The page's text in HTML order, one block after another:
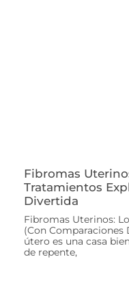
Fibromas
Tratamientos
Divertida
Fibromas Uterinos:
(Con
útero es una casa
de repente,